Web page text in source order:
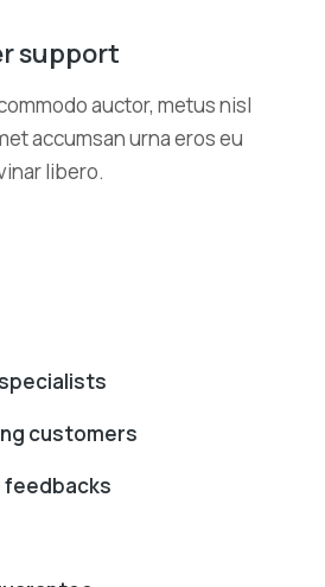
support
auctor, metus nisl
accumsan urna eros eu
libero.
customers
feedbacks